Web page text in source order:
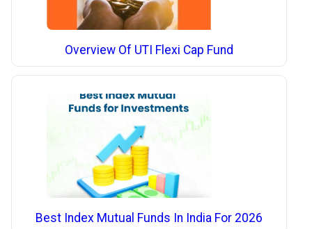
Overview Of UTI Flexi Cap Fund
Best Index Mutual Funds In India For 2026